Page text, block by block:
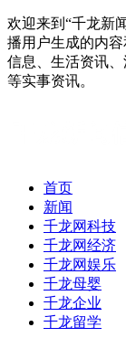
欢迎来到“千龙新
播用户生成的内
信息、生活资讯
等实事资讯。
首页
新闻
千龙网科技
千龙网经济
千龙网娱乐
千龙母婴
千龙企业
千龙留学